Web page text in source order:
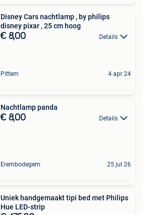
Disney Cars nachtlamp , by philips
disney pixar , 25 cm hoog
€ 8,00 Details
Pittem 4 apr 24
Nachtlamp panda
€ 8,00 Details
Erembodegem 25 jul 26
Uniek handgemaakt tipi bed met Philips
Hue LED-strip